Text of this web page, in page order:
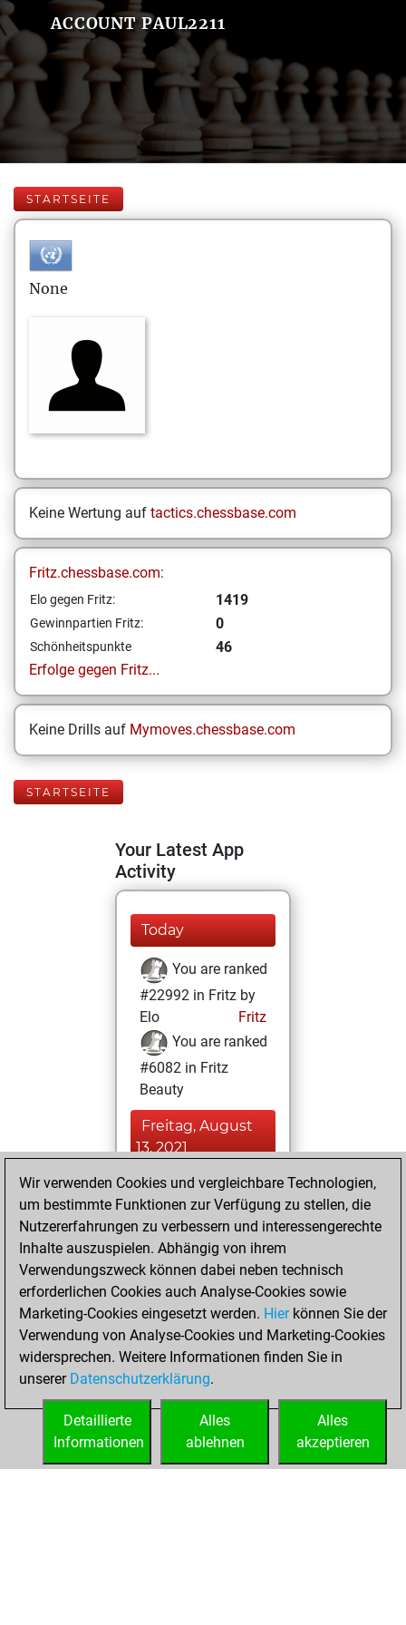
ACCOUNT PAUL2211
STARTSEITE
None
Keine Wertung auf tactics.chessbase.com
Fritz.chessbase.com:
Elo gegen Fritz: 1419
Gewinnpartien Fritz: 0
Schönheitspunkte
46
Erfolge gegen Fritz...
Keine Drills auf Mymoves.chessbase.com
STARTSEITE
Your Latest App
Activity
Today
You are ranked
#22992 in Fritz by
Elo
Fritz
You are ranked
#6082 in Fritz
Beauty
Freitag, August
13, 2021
You achieved a
BeautyScore of 46
Fritz
achieved a new Elo
of 1419
Donnerstag, Juni
3, 2021
You created
your Fritz account
Wir verwenden Cookies und vergleichbare Technologien,
um bestimmte Funktionen zur Verfügung zu stellen, die
Nutzererfahrungen zu verbessern und interessengerechte
Inhalte auszuspielen. Abhängig von ihrem
Verwendungszweck können dabei neben technisch
erforderlichen Cookies auch Analyse-Cookies sowie
Marketing-Cookies eingesetzt werden. Hierkönnen Sie der
Verwendung von Analyse-Cookies und Marketing-Cookies
widersprechen. Weitere Informationen finden Sie in
unserer Datenschutzerklärung.
Alles
akzeptieren
Alles
ablehnen
Detaillierte
Informationen